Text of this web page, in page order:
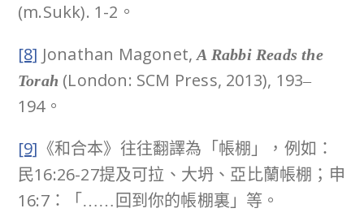
(m.Sukk). 1-2。
[8] Jonathan Magonet,A Rabbi Reads the
Torah (London: SCM Press, 2013), 193–
194。
[9] 《和合本》往往翻譯為「帳棚」，例如：
民16:26-27提及可拉、大坍、亞比蘭帳棚；申
16:7：「……回到你的帳棚裏」等。